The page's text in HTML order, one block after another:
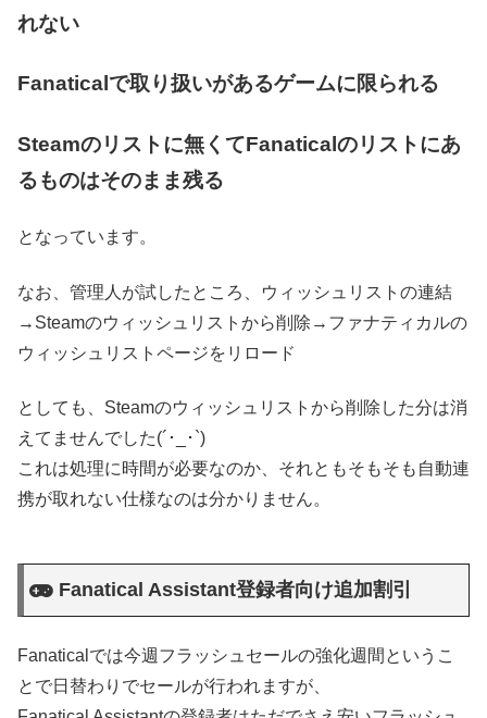
れない
Fanaticalで取り扱いがあるゲームに限られる
Steamのリストに無くてFanaticalのリストにあ
るものはそのまま残る
となっています。
なお、管理人が試したところ、ウィッシュリストの連結
→Steamのウィッシュリストから削除→ファナティカルの
ウィッシュリストページをリロード
としても、Steamのウィッシュリストから削除した分は消
えてませんでした(´･_･`)
これは処理に時間が必要なのか、それともそもそも自動連
携が取れない仕様なのは分かりません。
Fanatical Assistant登録者向け追加割引
Fanaticalでは今週フラッシュセールの強化週間というこ
とで日替わりでセールが行われますが、